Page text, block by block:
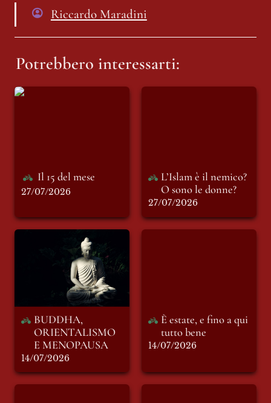
Riccardo Maradini
Potrebbero interessarti:
Il 15 del mese
Il 15 del mese
27/07/2026
L’Islam è il nemico?
O sono le donne?
27/07/2026
BUDDHA,
ORIENTALISMO E
MENOPAUSA
BUDDHA,
ORIENTALISMO
E MENOPAUSA
14/07/2026
È estate, e fino a qui
tutto bene
14/07/2026